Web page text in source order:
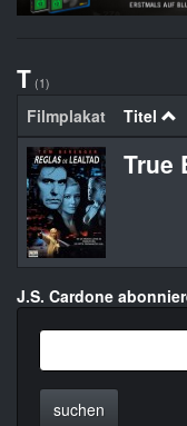
T (1)
Filmplakat Titel
True
J.S. Cardone
suchen